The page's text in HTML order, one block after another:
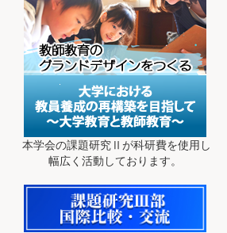
本学会の課題研究Ⅱが科研費を使用し
幅広く活動しております。